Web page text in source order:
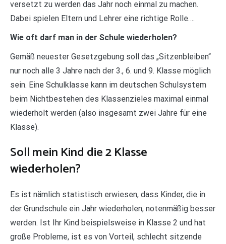
versetzt zu werden das Jahr noch einmal zu machen.
Dabei spielen Eltern und Lehrer eine richtige Rolle….
Wie oft darf man in der Schule wiederholen?
Gemäß neuester Gesetzgebung soll das „Sitzenbleiben“
nur noch alle 3 Jahre nach der 3., 6. und 9. Klasse möglich
sein. Eine Schulklasse kann im deutschen Schulsystem
beim Nichtbestehen des Klassenzieles maximal einmal
wiederholt werden (also insgesamt zwei Jahre für eine
Klasse).
Soll mein Kind die 2 Klasse
wiederholen?
Es ist nämlich statistisch erwiesen, dass Kinder, die in
der Grundschule ein Jahr wiederholen, notenmäßig besser
werden. Ist Ihr Kind beispielsweise in Klasse 2 und hat
große Probleme, ist es von Vorteil, schlecht sitzende